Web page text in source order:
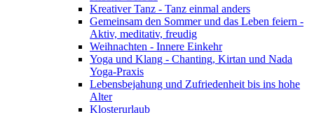
Kreativer Tanz - Tanz einmal anders
Gemeinsam den Sommer und das Leben feiern -
Aktiv, meditativ, freudig
Weihnachten - Innere Einkehr
Yoga und Klang - Chanting, Kirtan und Nada
Yoga-Praxis
Lebensbejahung und Zufriedenheit bis ins hohe
Alter
Klosterurlaub